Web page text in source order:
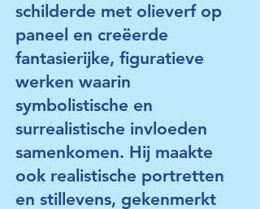
schilderde met olieverf op
paneel en creëerde
fantasierijke, figuratieve
werken waarin
symbolistische en
surrealistische invloeden
samenkomen. Hij maakte
ook realistische portretten
en stillevens, gekenmerkt